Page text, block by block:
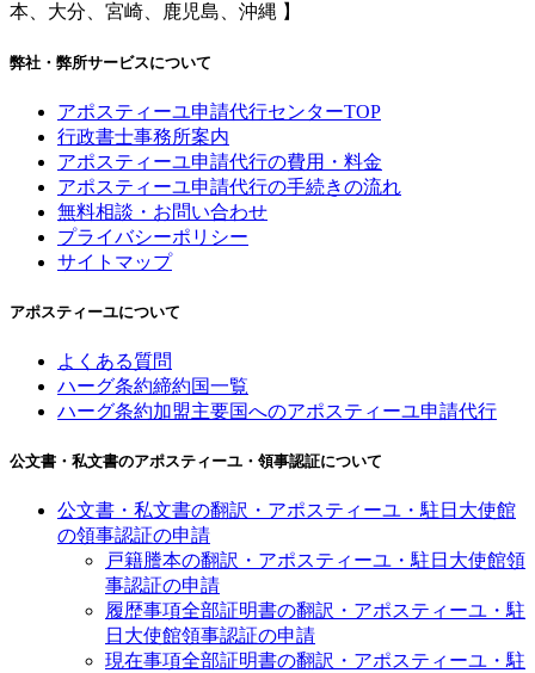
本、大分、宮崎、鹿児島、沖縄 】
弊社・弊所サービスについて
アポスティーユ申請代行センターTOP
行政書士事務所案内
アポスティーユ申請代行の費用・料金
アポスティーユ申請代行の手続きの流れ
無料相談・お問い合わせ
プライバシーポリシー
サイトマップ
アポスティーユについて
よくある質問
ハーグ条約締約国一覧
ハーグ条約加盟主要国へのアポスティーユ申請代行
公文書・私文書のアポスティーユ・領事認証について
公文書・私文書の翻訳・アポスティーユ・駐日大使館
の領事認証の申請
戸籍謄本の翻訳・アポスティーユ・駐日大使館領
事認証の申請
履歴事項全部証明書の翻訳・アポスティーユ・駐
日大使館領事認証の申請
現在事項全部証明書の翻訳・アポスティーユ・駐